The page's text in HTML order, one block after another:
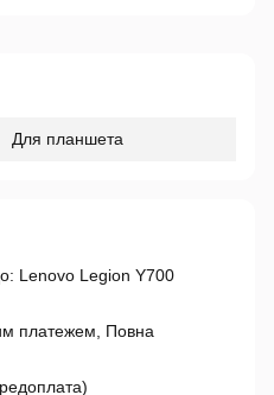
Для планшета
Lenovo Legion Y700
платежем, Повна